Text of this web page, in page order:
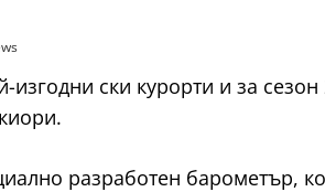
ски курорти и за
разработен барометър,